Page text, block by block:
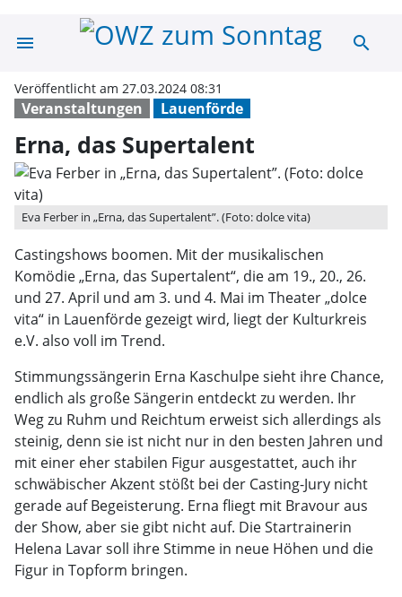
menu Erna, das search
Veranstaltungen Lauenförde
Veröffentlicht am 27.03.2024 08:31
Erna, das Supertalent
Eva Ferber in „Erna, das Supertalent”. (Foto: dolce vita)
Castingshows boomen. Mit der musikalischen
Komödie „Erna, das Supertalent“, die am 19., 20., 26.
und 27. April und am 3. und 4. Mai im Theater „dolce
vita“ in Lauenförde gezeigt wird, liegt der Kulturkreis
e.V. also voll im Trend.
Stimmungssängerin Erna Kaschulpe sieht ihre Chance,
endlich als große Sängerin entdeckt zu werden. Ihr
Weg zu Ruhm und Reichtum erweist sich allerdings als
steinig, denn sie ist nicht nur in den besten Jahren und
mit einer eher stabilen Figur ausgestattet, auch ihr
schwäbischer Akzent stößt bei der Casting-Jury nicht
gerade auf Begeisterung. Erna fliegt mit Bravour aus
der Show, aber sie gibt nicht auf. Die Startrainerin
Helena Lavar soll ihre Stimme in neue Höhen und die
Figur in Topform bringen.